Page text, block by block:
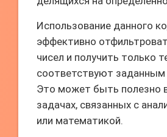
Использование данного
эффективно
чисел и получить только
соответствуют заданным
Это может быть полезно
задачах, связанных с
или математикой.